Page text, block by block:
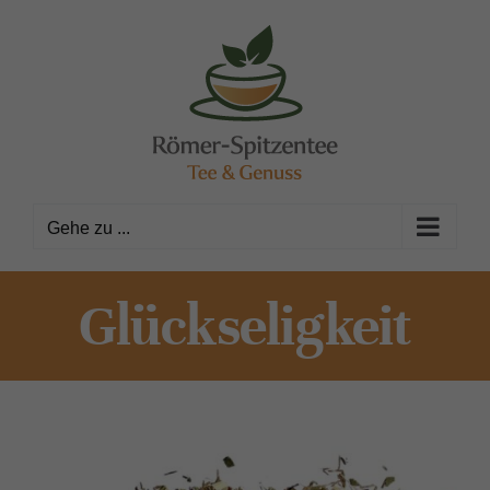
Gehe zu ...
Glückseligkeit